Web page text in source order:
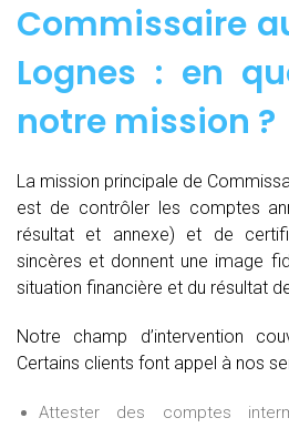
Commissaire
Lognes : en
notre mission ?
La mission principale de
est de contrôler les comptes
résultat et annexe) et de
sincères et donnent une image
situation financière et du résultat
Notre champ d’intervention
Certains clients font appel à nos
Attester des comptes